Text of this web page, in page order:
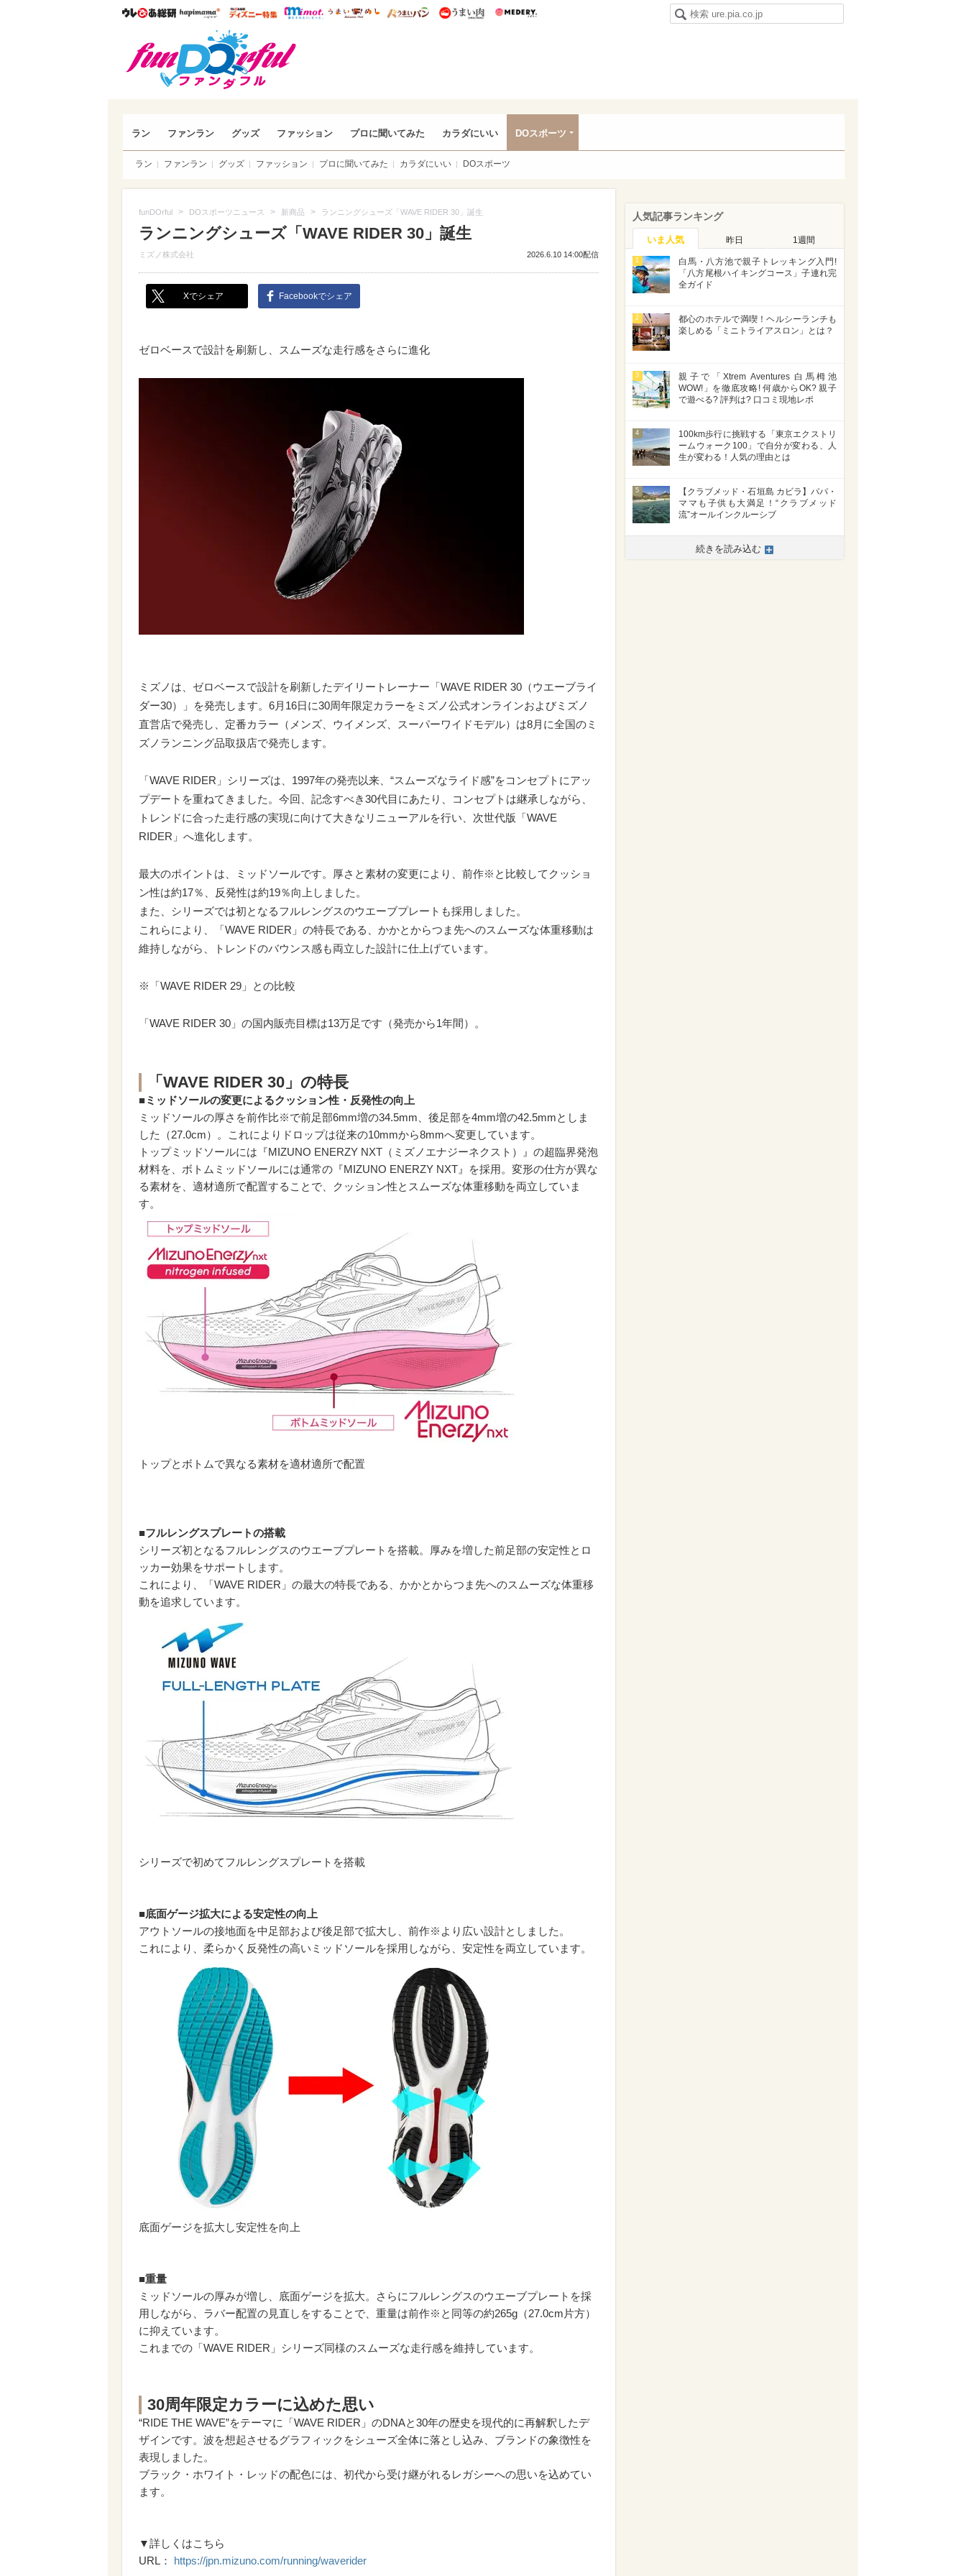
ウレぴあ総研ハピママ* ウレぴあ総研 ディズニー特集
mimot. うまいめし うまいパン うまい肉
ラン ファンラン グッズ ファッション プロに聞いてみた カラダにいい DOスポーツ
ラン ファンラン グッズ ファッション プロに聞いてみた カラダにいい DOスポーツ
funDOrful > DOスポーツニュース > 新商品 > ランニングシューズ「WAVE RIDER 30」誕生
ランニングシューズ「WAVE RIDER 30」誕生
ミズノ株式会社 2026.6.10 14:00配信
Xでシェア Facebookでシェア
ゼロベースで設計を刷新し、スムーズな走行感をさらに進化
ミズノは、ゼロベースで設計を刷新したデイリートレーナー「WAVE RIDER 30（ウエーブライ
ダー30）」を発売します。6月16日に30周年限定カラーをミズノ公式オンラインおよびミズノ
直営店で発売し、定番カラー（メンズ、ウイメンズ、スーパーワイドモデル）は8月に全国のミ
ズノランニング品取扱店で発売します。
「WAVE RIDER」シリーズは、1997年の発売以来、“スムーズなライド感”をコンセプトにアッ
プデートを重ねてきました。今回、記念すべき30代目にあたり、コンセプトは継承しながら、
トレンドに合った走行感の実現に向けて大きなリニューアルを行い、次世代版「WAVE
RIDER」へ進化します。
最大のポイントは、ミッドソールです。厚さと素材の変更により、前作※と比較してクッショ
ン性は約17％、反発性は約19％向上しました。
また、シリーズでは初となるフルレングスのウエーブプレートも採用しました。
これらにより、「WAVE RIDER」の特長である、かかとからつま先へのスムーズな体重移動は
維持しながら、トレンドのバウンス感も両立した設計に仕上げています。
※「WAVE RIDER 29」との比較
「WAVE RIDER 30」の国内販売目標は13万足です（発売から1年間）。
「WAVE RIDER 30」の特長
■ミッドソールの変更によるクッション性・反発性の向上
ミッドソールの厚さを前作比※で前足部6mm増の34.5mm、後足部を4mm増の42.5mmとしま
した（27.0cm）。これによりドロップは従来の10mmから8mmへ変更しています。
トップミッドソールには『MIZUNO ENERZY NXT（ミズノエナジーネクスト）』の超臨界発泡
材料を、ボトムミッドソールには通常の『MIZUNO ENERZY NXT』を採用。変形の仕方が異な
る素材を、適材適所で配置することで、クッション性とスムーズな体重移動を両立していま
す。
トップとボトムで異なる素材を適材適所で配置
■フルレングスプレートの搭載
シリーズ初となるフルレングスのウエーブプレートを搭載。厚みを増した前足部の安定性とロ
ッカー効果をサポートします。
これにより、「WAVE RIDER」の最大の特長である、かかとからつま先へのスムーズな体重移
動を追求しています。
シリーズで初めてフルレングスプレートを搭載
■底面ゲージ拡大による安定性の向上
アウトソールの接地面を中足部および後足部で拡大し、前作※より広い設計としました。
これにより、柔らかく反発性の高いミッドソールを採用しながら、安定性を両立しています。
底面ゲージを拡大し安定性を向上
■重量
ミッドソールの厚みが増し、底面ゲージを拡大。さらにフルレングスのウエーブプレートを採
用しながら、ラバー配置の見直しをすることで、重量は前作※と同等の約265g（27.0cm片方）
に抑えています。
これまでの「WAVE RIDER」シリーズ同様のスムーズな走行感を維持しています。
30周年限定カラーに込めた思い
“RIDE THE WAVE”をテーマに「WAVE RIDER」のDNAと30年の歴史を現代的に再解釈したデ
ザインです。波を想起させるグラフィックをシューズ全体に落とし込み、ブランドの象徴性を
表現しました。
ブラック・ホワイト・レッドの配色には、初代から受け継がれるレガシーへの思いを込めてい
ます。
▼詳しくはこちら
URL： https://jpn.mizuno.com/running/waverider
人気記事ランキング
いま人気 昨日 1週間
1
白馬・八方池で親子トレッキング入門!
「八方尾根ハイキングコース」子連れ完
全ガイド
2
都心のホテルで満喫！ヘルシーランチも
楽しめる「ミニトライアスロン」とは？
3
親子で「Xtrem Aventures 白馬栂池
WOW!」を徹底攻略! 何歳からOK? 親子
で遊べる? 評判は? 口コミ現地レポ
4
100km歩行に挑戦する「東京エクストリ
ームウォーク100」で自分が変わる、人
生が変わる！人気の理由とは
5
【クラブメッド・石垣島 カビラ】パパ・
ママも子供も大満足！“クラブメッド
流”オールインクルーシブ
続きを読み込む